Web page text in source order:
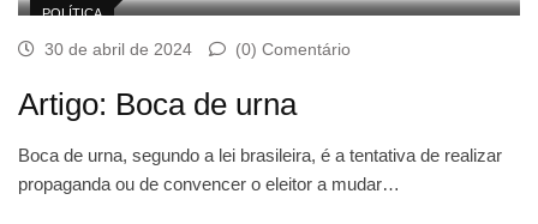
POLÍTICA
30 de abril de 2024 (0) Comentário
Artigo: Boca de urna
Boca de urna, segundo a lei brasileira, é a tentativa de realizar
propaganda ou de convencer o eleitor a mudar…